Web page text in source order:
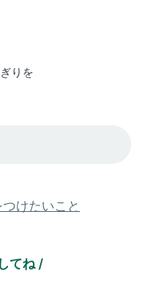
りを
けたいこと
てね /